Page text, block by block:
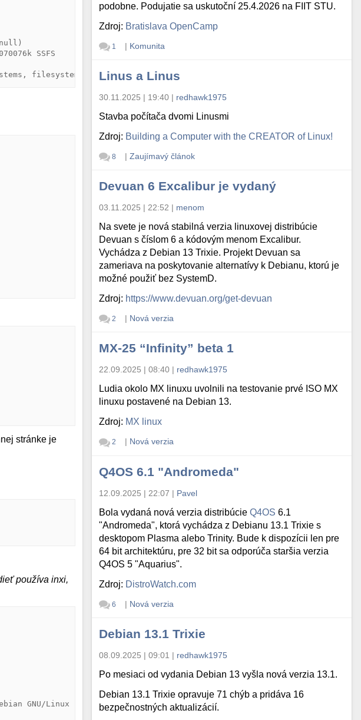
SSFS
filesystem will be case sensitive!
stránke je
používa inxi,
GNU/Linux 11 (bullseye)
podobne. Podujatie sa uskutoční 25.4.2026 na FIIT STU.
Zdroj: Bratislava OpenCamp
1 | Komunita
Linus a Linus
30.11.2025 | 19:40 | redhawk1975
Stavba počítača dvomi Linusmi
Zdroj: Building a Computer with the CREATOR of Linux!
8 | Zaujímavý článok
Devuan 6 Excalibur je vydaný
03.11.2025 | 22:52 | menom
Na svete je nová stabilná verzia linuxovej distribúcie
Devuan s číslom 6 a kódovým menom Excalibur.
Vychádza z Debian 13 Trixie. Projekt Devuan sa
zameriava na poskytovanie alternatívy k Debianu, ktorú je
možné použiť bez SystemD.
Zdroj: https://www.devuan.org/get-devuan
2 | Nová verzia
MX-25 “Infinity” beta 1
22.09.2025 | 08:40 | redhawk1975
Ludia okolo MX linuxu uvolnili na testovanie prvé ISO MX
linuxu postavené na Debian 13.
Zdroj: MX linux
2 | Nová verzia
Q4OS 6.1 "Andromeda"
12.09.2025 | 22:07 | Pavel
Bola vydaná nová verzia distribúcieQ4OS 6.1
"Andromeda", ktorá vychádza z Debianu 13.1 Trixie s
desktopom Plasma alebo Trinity. Bude k dispozícii len pre
64 bit architektúru, pre 32 bit sa odporúča staršia verzia
Q4OS 5 "Aquarius".
Zdroj: DistroWatch.com
6 | Nová verzia
Debian 13.1 Trixie
08.09.2025 | 09:01 | redhawk1975
Po mesiaci od vydania Debian 13 vyšla nová verzia 13.1.
Debian 13.1 Trixie opravuje 71 chýb a pridáva 16
bezpečnostných aktualizácií.